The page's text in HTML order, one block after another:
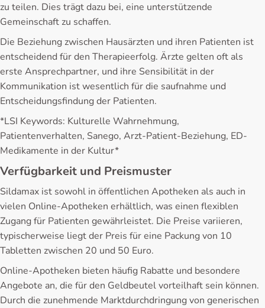
zu teilen. Dies trägt dazu bei, eine unterstützende
Gemeinschaft zu schaffen.
Die Beziehung zwischen Hausärzten und ihren Patienten ist
entscheidend für den Therapieerfolg. Ärzte gelten oft als
erste Ansprechpartner, und ihre Sensibilität in der
Kommunikation ist wesentlich für die saufnahme und
Entscheidungsfindung der Patienten.
*LSI Keywords: Kulturelle Wahrnehmung,
Patientenverhalten, Sanego, Arzt-Patient-Beziehung, ED-
Medikamente in der Kultur*
Verfügbarkeit und Preismuster
Sildamax ist sowohl in öffentlichen Apotheken als auch in
vielen Online-Apotheken erhältlich, was einen flexiblen
Zugang für Patienten gewährleistet. Die Preise variieren,
typischerweise liegt der Preis für eine Packung von 10
Tabletten zwischen 20 und 50 Euro.
Online-Apotheken bieten häufig Rabatte und besondere
Angebote an, die für den Geldbeutel vorteilhaft sein können.
Durch die zunehmende Marktdurchdringung von generischen